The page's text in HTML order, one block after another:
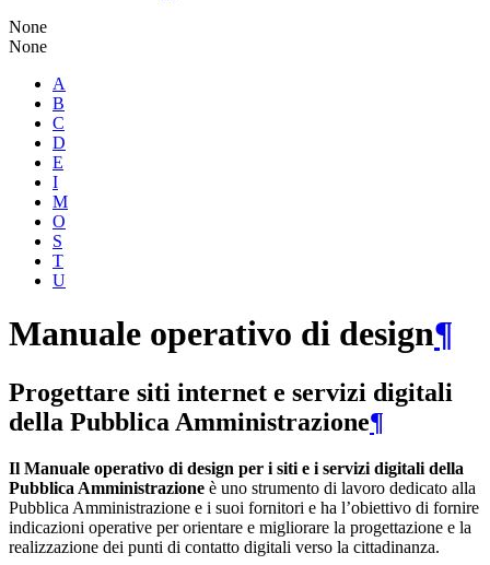
None
None
A
B
C
D
E
I
M
O
S
T
U
Manuale operativo di design¶
Progettare siti internet e servizi digitali
della Pubblica Amministrazione¶
Il Manuale operativo di design per i siti e i servizi digitali della
Pubblica Amministrazione è uno strumento di lavoro dedicato alla
Pubblica Amministrazione e i suoi fornitori e ha l’obiettivo di fornire
indicazioni operative per orientare e migliorare la progettazione e la
realizzazione dei punti di contatto digitali verso la cittadinanza.